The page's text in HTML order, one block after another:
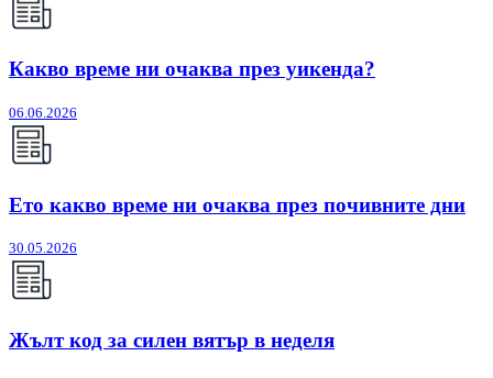
Какво време ни очаква през уикенда?
06.06.2026
Ето какво време ни очаква през почивните дни
30.05.2026
Жълт код за силен вятър в неделя